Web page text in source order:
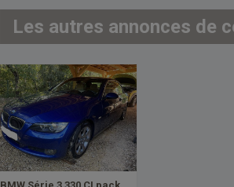
Les autres annonces de